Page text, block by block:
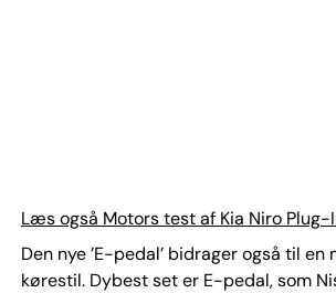
Læs også Motors test af Kia Niro Plug-
Den nye ’E-pedal’ bidrager også til en
kørestil. Dybest set er E-pedal, som